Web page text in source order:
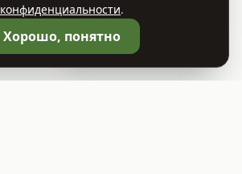
конфиденциальности.
Хорошо, понятно
🛒Корзина